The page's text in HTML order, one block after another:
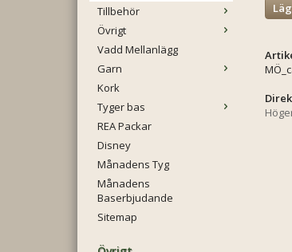
Tillbehör
Övrigt
Vadd Mellanlägg
Garn
Kork
Tyger bas
REA Packar
Disney
Månadens Tyg
Månadens
Baserbjudande
Sitemap